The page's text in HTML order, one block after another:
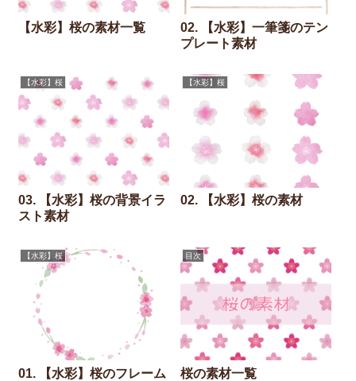
【水彩】桜の素材一覧
02. 【水彩】一筆箋のテン
プレート素材
【水彩】桜
03. 【水彩】桜の背景イラ
スト素材
【水彩】桜
02. 【水彩】桜の素材
【水彩】桜
01. 【水彩】桜のフレーム
目次
桜の素材一覧